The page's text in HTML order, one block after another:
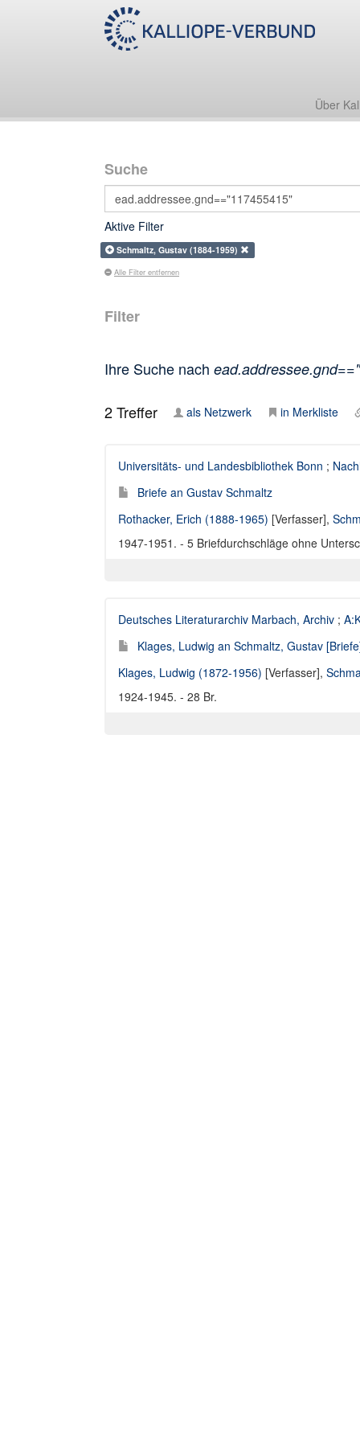
Über
Suche
Aktive Filter
Schmaltz, Gustav (1884-1959)
Alle Filter entfernen
Filter
Ihre Suche nach
2Treffer als Netzwerk in Merkliste
Universitäts- und Landesbibliothek Bonn ;
Briefe an Gustav Schmaltz
Rothacker, Erich (1888-1965) [Verfasser],
1947-1951. - 5 Briefdurchschläge ohne
Deutsches Literaturarchiv Marbach, Archiv ;
Klages, Ludwig an Schmaltz, Gustav
Klages, Ludwig (1872-1956) [Verfasser],
1924-1945. - 28 Br.